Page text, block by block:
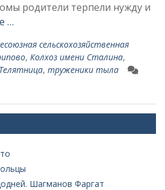
родители терпели нужду и
…
сель­скохозяйственная
, Колхоз имени Сталина,
Телятница, труженики тыла
Шагманов Фаргат